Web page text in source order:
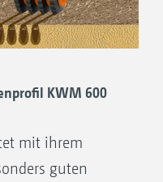
KWM 600
mit ihrem
guten